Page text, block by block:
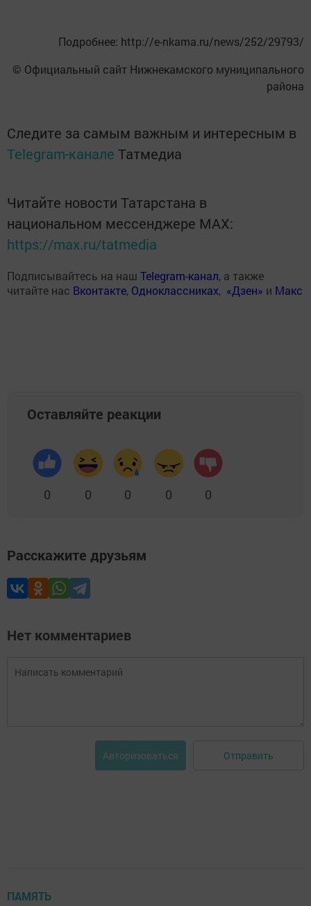
Подробнее: http://e-nkama.ru/news/252/29793/
© Официальный сайт Нижнекамского муниципального
района
Следите за самым важным и интересным в
Telegram-канале Татмедиа
Читайте новости Татарстана в
национальном мессенджере MАХ:
https://max.ru/tatmedia
Подписывайтесь на наш Telegram-канал, а также
читайте нас Вконтакте, Одноклассниках, «Дзен» и Макс
Оставляйте реакции
0 0 0 0 0
Расскажите друзьям
Нет комментариев
Авторизоваться Отправить
ПАМЯТЬ